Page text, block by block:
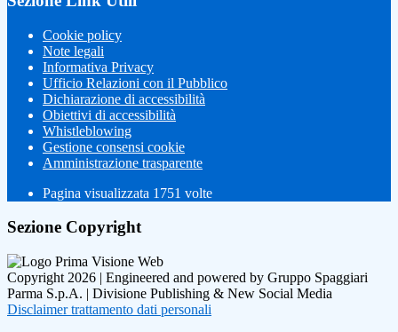
Cookie policy
Note legali
Informativa Privacy
Ufficio Relazioni con il Pubblico
Dichiarazione di accessibilità
Obiettivi di accessibilità
Whistleblowing
Gestione consensi cookie
Amministrazione trasparente
Pagina visualizzata 1751 volte
Sezione Copyright
Copyright 2026 | Engineered and powered by Gruppo Spaggiari
Parma S.p.A. | Divisione Publishing & New Social Media
Disclaimer trattamento dati personali